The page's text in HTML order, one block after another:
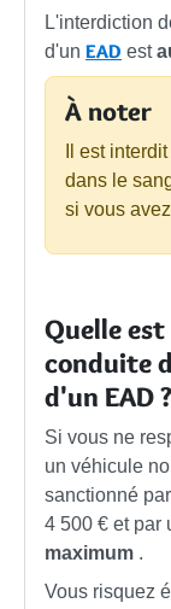
L'interdiction
d'un EAD est
À noter
Il est
dans le
si vous
Quelle
conduite
d'un EAD ?
Si vous ne
un véhicule
sanctionné
4 500 € et par
maximum .
Vous risquez